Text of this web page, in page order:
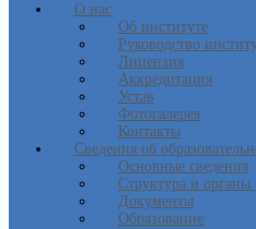
О нас
Об институте
Руководство
Лицензия
Аккредитация
Устав
Фотогалерея
Контакты
Сведения об
Основные сведения
Структура и органы
Документы
Образование